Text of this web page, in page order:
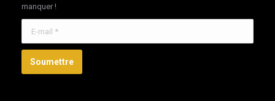
manquer !
Soumettre